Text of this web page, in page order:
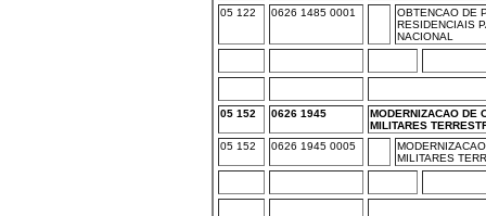
05 122
0626 1485 0001
OBTENCAO DE
RESIDENCIAIS
NACIONAL
05 152 0626 1945
MODERNIZACAO DE
MILITARES
05 152
0626 1945 0005
MILITARES